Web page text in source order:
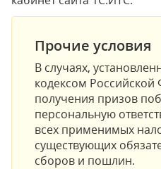
Прочие условия
В случаях,
кодексом Российской
получения призов
персональную
всех применимых
существующих
сборов и пошлин.